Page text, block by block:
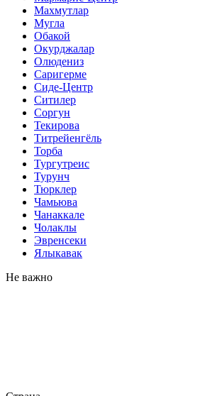
Махмутлар
Мугла
Обакой
Окурджалар
Олюдениз
Саригерме
Сиде-Центр
Ситилер
Соргун
Текирова
Титрейенгёль
Торба
Тургутреис
Турунч
Тюрклер
Чамьюва
Чанаккале
Чолаклы
Эвренсеки
Ялыкавак
Не важно